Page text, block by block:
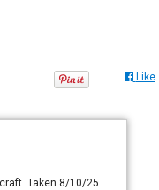
Like
Taken 8/10/25.